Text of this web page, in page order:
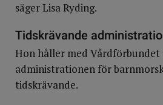
säger Lisa Ryding.
Tidskrävande
Hon håller med
administrationen för
tidskrävande.